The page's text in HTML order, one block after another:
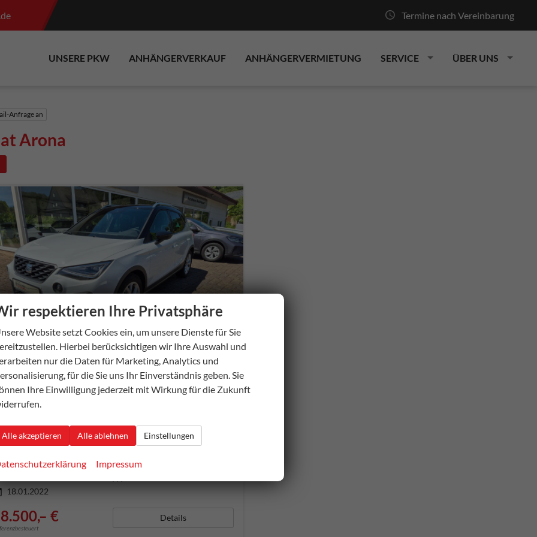
Termine nach Vereinbarung
UNSERE PKW ANHÄNGERVERKAUF ANHÄNGERVERMIETUNG SERVICE ÜBER UNS
Anfrage an
Arona
178,– € mtl.
Arona
55987 Getriebe Schalt. 6-Gang
Super E10 Außenfarbe
18.01.2022
€ Details
respektieren Ihre Privatsphäre
Website setzt Cookies ein, um unsere Dienste für Sie
Hierbei berücksichtigen wir Ihre Auswahl und
nur die Daten für Marketing, Analytics und
für die Sie uns Ihr Einverständnis geben. Sie
Ihre Einwilligung jederzeit mit Wirkung für die Zukunft
Alle akzeptieren Alle ablehnen Einstellungen
Impressum